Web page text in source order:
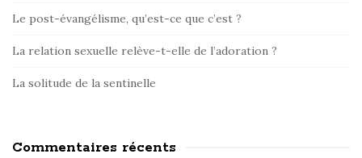
rLe post-évangélisme, qu’est-ce que c’est ?
La relation sexuelle relève-t-elle de l’adoration ?
La solitude de la sentinelle
Commentaires récents